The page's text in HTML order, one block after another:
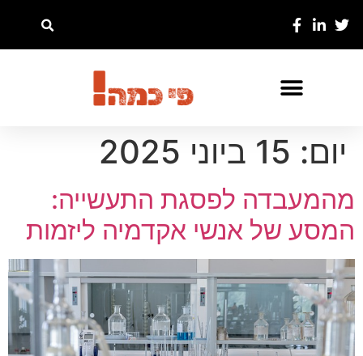
יום: 15 ביוני 2025
מהמעבדה לפסגת התעשייה:
המסע של אנשי אקדמיה ליזמות